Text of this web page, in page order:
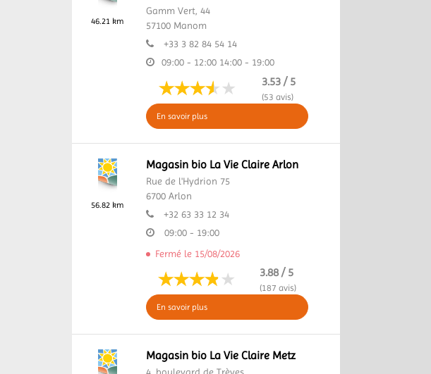
46.21 km
Gamm Vert, 44
57100 Manom
+33 3 82 84 54 14
09:00 - 12:00 14:00 - 19:00
3.53 / 5
(53 avis)
En savoir plus
56.82 km
Magasin bio La Vie Claire Arlon
Rue de l'Hydrion 75
6700 Arlon
+32 63 33 12 34
09:00 - 19:00
Fermé le 15/08/2026
3.88 / 5
(187 avis)
En savoir plus
Magasin bio La Vie Claire Metz